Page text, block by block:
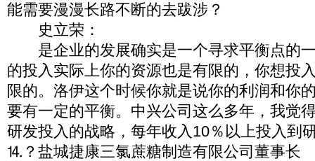
能需要漫漫长路不断的去跋涉？
史立荣：
是企业的发展确实是一个寻求平衡点的
的投入实际上你的资源也是有限的，你想投
限的。洛伊这个时候你就是说你的利润和你
要有一定的平衡。中兴公司这么多年，我觉
研发投入的战略，每年收入10％以上投入
⒕？盐城捷康三氯蔗糖制造有限公司董事长